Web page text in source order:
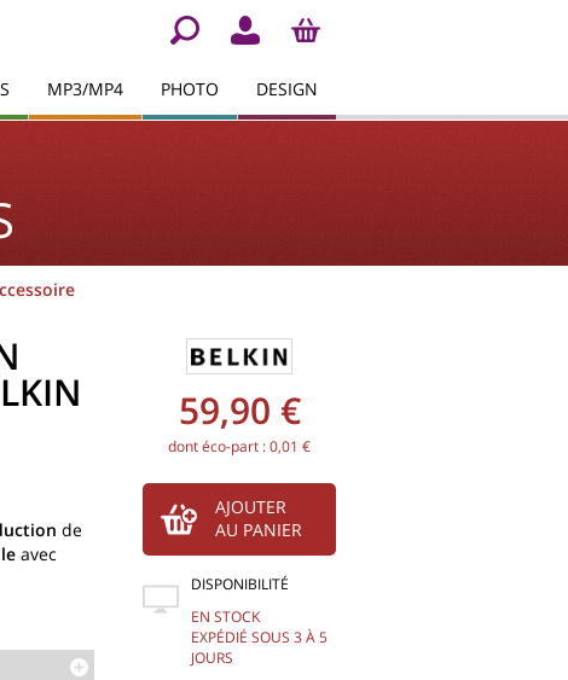
MP3/MP4 PHOTO DESIGN
de
avec
59,90 €
dont éco-part : 0,01 €
AJOUTER
AU PANIER
DISPONIBILITÉ
EN STOCK
EXPÉDIÉ SOUS 3 À 5
JOURS